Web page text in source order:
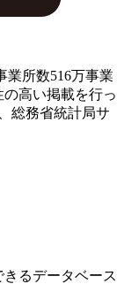
所数516万事業
の高い掲載を行っ
総務省統計局サ
るデータベース